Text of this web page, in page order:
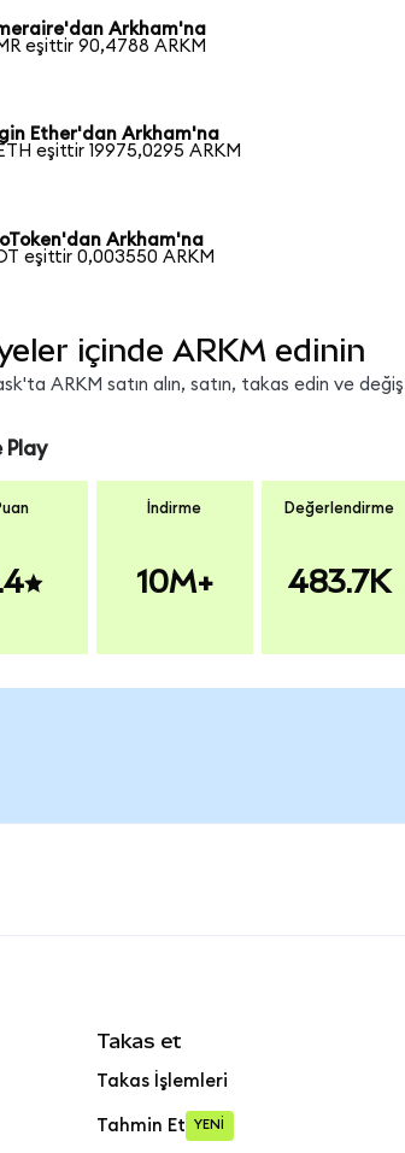
Arkham'na
eşittir 90,4788 ARKM
Ether'dan Arkham'na
eşittir 19975,0295 ARKM
Arkham'na
eşittir 0,003550 ARKM
içinde ARKM edinin
ARKM satın alın, satın, takas edin ve
Play
İndirme
10M+
Değerlendirme
483.7K
Takas et
Takas İşlemleri
Tahmin Et YENİ